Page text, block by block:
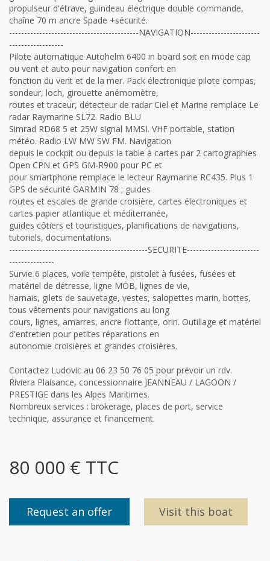
propulseur d'étrave, guindeau électrique double commande,
chaîne 70 m ancre Spade +sécurité.
-------------------------------------------NAVIGATION-----------------------
------------------
Pilote automatique Autohelm 6400 in board soit en mode cap
ou vent et auto pour navigation confort en
fonction du vent et de la mer. Pack électronique pilote compas,
sondeur, loch, girouette anémomètre,
routes et traceur, détecteur de radar Ciel et Marine remplace Le
radar Raymarine SL72. Radio BLU
Simrad RD68 5 et 25W signal MMSI. VHF portable, station
météo. Radio LW MW SW FM. Navigation
depuis le cockpit ou depuis la table à cartes par 2 cartographies
Open CPN et GPS GM-R900 pour PC et
pour smartphone remplace le lecteur Raymarine RC435. Plus 1
GPS de sécurité GARMIN 78 ; guides
routes et escales de grande croisière, cartes électroniques et
cartes papier atlantique et méditerranée,
guides côtiers et touristiques, planifications de navigations,
tutoriels, documentations.
----------------------------------------------SECURITE------------------------
---------------
Survie 6 places, voile tempête, pistolet à fusées, fusées et
matériel de détresse, ligne MOB, lignes de vie,
harnais, gilets de sauvetage, vestes, salopettes marin, bottes,
tous vêtements pour navigations au long
cours, lignes, amarres, ancre flottante, orin. Outillage et matériel
d'entretien pour petites réparations en
autonomie croisières et grandes croisières.
Contactez Ludovic au 06 23 50 76 05 pour prévoir un rdv.
Riviera Plaisance, concessionnaire JEANNEAU / LAGOON /
PRESTIGE dans les Alpes Maritimes.
Nombreux services : brokerage, places de port, service
technique, assurance et financement.
80 000 € TTC
Request an offer Visit this boat